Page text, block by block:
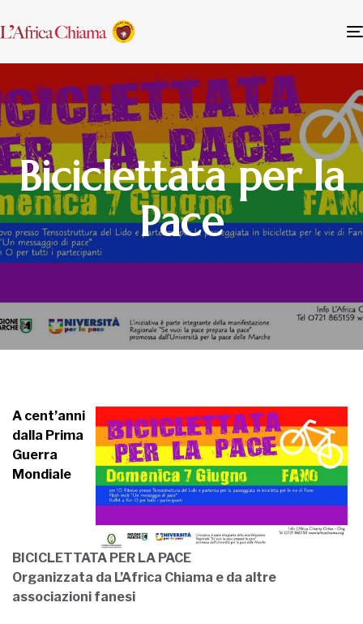
Biciclettata per la
Pace
A cent’anni
dalla Prima
Guerra
Mondiale
BICICLETTATA PER LA PACE
Organizzata da L’Africa Chiama e da altre
associazioni fanesi